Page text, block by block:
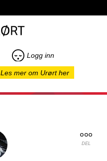
Logg inn
Les mer om Urørt her
DEL